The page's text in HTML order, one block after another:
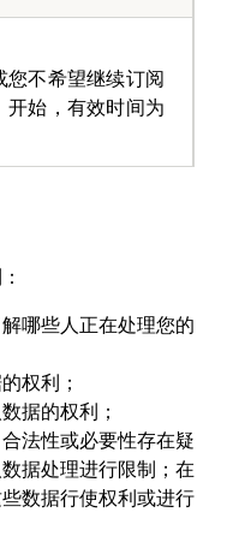
您不希望继续订阅
开始，有效时间为
哪些人正在处理您的
权利；
据的权利；
法性或必要性存在疑
据处理进行限制；在
数据行使权利或进行